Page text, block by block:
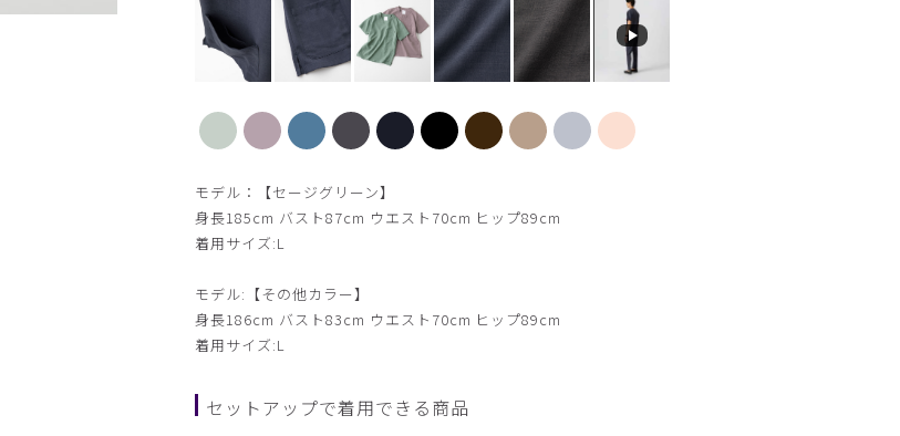
【新色】パープルグレー
モデル：【セージグリーン】
身長185cm バスト87cm ウエスト70cm ヒップ89cm
着用サイズ:L
モデル:【その他カラー】
身長186cm バスト83cm ウエスト70cm ヒップ89cm
着用サイズ:L
セットアップで着用できる商品